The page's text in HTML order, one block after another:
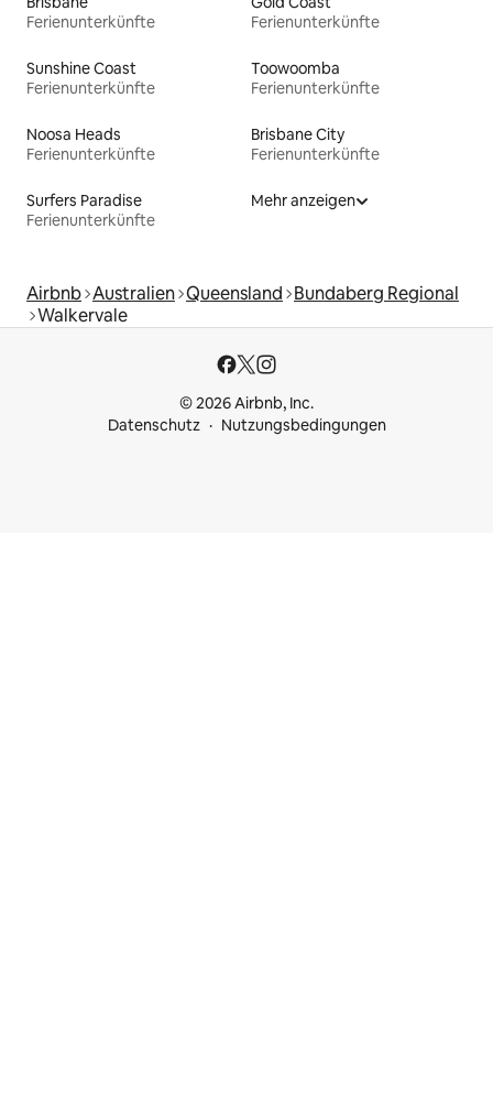
Ferienunterkünfte
Ferienunterkünfte
Sunshine Coast
Ferienunterkünfte
Toowoomba
Ferienunterkünfte
Noosa Heads
Ferienunterkünfte
Brisbane City
Ferienunterkünfte
Surfers Paradise
Ferienunterkünfte
Mehr anzeigen
Airbnb Australien Queensland Bundaberg Regional
Walkervale
© 2026 Airbnb, Inc.
Datenschutz
Nutzungsbedingungen